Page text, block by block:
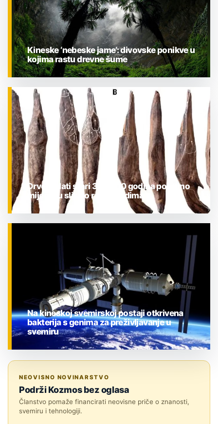
ZNANOST
Kineske ‘nebeske jame’: divovske ponikve u
kojima rastu drevne šume
ZNANOST
Drveni alati stari 300.000 godina potpuno
mijenjaju sliku o ranim ljudima
Na kineskoj svemirskoj postaji otkrivena
bakterija s genima za preživljavanje u
svemiru
NEOVISNO NOVINARSTVO
Podrži Kozmos bez oglasa
Članstvo pomaže financirati neovisne priče o znanosti,
svemiru i tehnologiji.